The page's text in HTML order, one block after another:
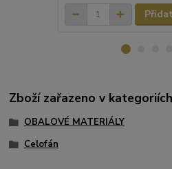
Zboží zařazeno v kategoriích
OBALOVÉ MATERIÁLY
Celofán